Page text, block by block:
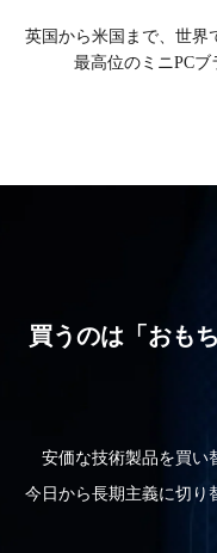
英国から米国まで、世界
最高位のミニPCブ
買うのは「おも
安価な技術製品を買い
今日から長期主義に切り